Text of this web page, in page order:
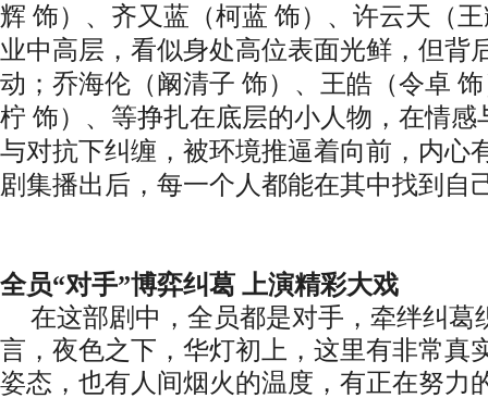
辉 饰）、齐又蓝（柯蓝 饰）、许云天（
业中高层，看似身处高位表面光鲜，但背
动； 乔海伦 （阚清子 饰）、 王皓 （令卓
柠 饰）、等挣扎在底层的小人物，在情
与对抗下纠缠，被环境推逼着向前，内心
剧集播出后，每一个人都能在其中找到自
全员“对手”博弈纠葛 上演精彩大戏
在这部剧中，全员都是对手，牵绊纠葛
言，夜色之下，华灯初上，这里有非常真
姿态，也有人间烟火的温度，有正在努力